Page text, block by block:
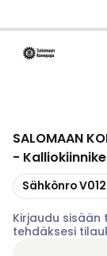
SALOMAAN
- Kalliokiinnike
Kopioi
Sähkönro
Kirjaudu
tehdäksesi